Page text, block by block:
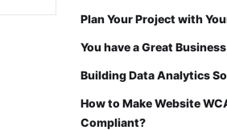
Plan Your Project with
You have a Great
Building Data Analytics
How to Make Website
Compliant?